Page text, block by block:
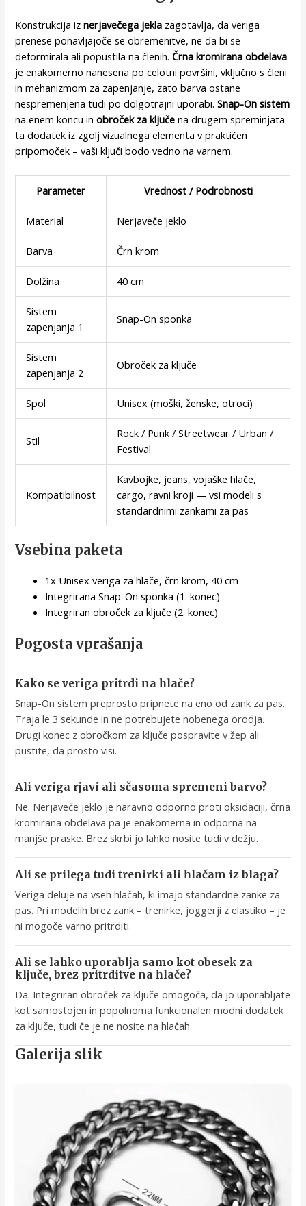
Konstrukcija iznerjavečega jekla zagotavlja, da veriga
prenese ponavljajoče se obremenitve, ne da bi se
deformirala ali popustila na členih. Črna kromirana obdelava
je enakomerno nanesena po celotni površini, vključno s členi
in mehanizmom za zapenjanje, zato barva ostane
nespremenjena tudi po dolgotrajni uporabi.Snap-On sistem
na enem koncu inobroček za ključe na drugem spreminjata
ta dodatek iz zgolj vizualnega elementa v praktičen
pripomoček – vaši ključi bodo vedno na varnem.
Parameter Vrednost / Podrobnosti
Material Nerjaveče jeklo
Barva Črn krom
Dolžina 40 cm
Sistem
zapenjanja 1
Snap-On sponka
Sistem
zapenjanja 2
Obroček za ključe
Spol Unisex (moški, ženske, otroci)
Stil
Rock / Punk / Streetwear / Urban /
Festival
Kompatibilnost
Kavbojke, jeans, vojaške hlače,
cargo, ravni kroji — vsi modeli s
standardnimi zankami za pas
Vsebina paketa
1x Unisex veriga za hlače, črn krom, 40 cm
Integrirana Snap-On sponka (1. konec)
Integriran obroček za ključe (2. konec)
Pogosta vprašanja
Kako se veriga pritrdi na hlače?
Snap-On sistem preprosto pripnete na eno od zank za pas.
Traja le 3 sekunde in ne potrebujete nobenega orodja.
Drugi konec z obročkom za ključe pospravite v žep ali
pustite, da prosto visi.
Ali veriga rjavi ali sčasoma spremeni barvo?
Ne. Nerjaveče jeklo je naravno odporno proti oksidaciji, črna
kromirana obdelava pa je enakomerna in odporna na
manjše praske. Brez skrbi jo lahko nosite tudi v dežju.
Ali se prilega tudi trenirki ali hlačam iz blaga?
Veriga deluje na vseh hlačah, ki imajo standardne zanke za
pas. Pri modelih brez zank – trenirke, joggerji z elastiko – je
ni mogoče varno pritrditi.
Ali se lahko uporablja samo kot obesek za
ključe, brez pritrditve na hlače?
Da. Integriran obroček za ključe omogoča, da jo uporabljate
kot samostojen in popolnoma funkcionalen modni dodatek
za ključe, tudi če je ne nosite na hlačah.
Galerija slik